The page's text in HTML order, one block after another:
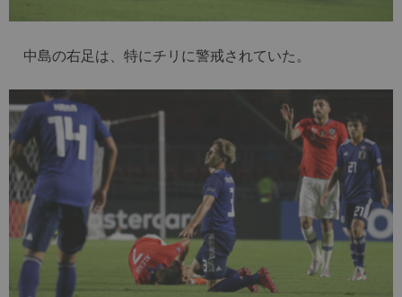
中島の右足は、特にチリに警戒されていた。